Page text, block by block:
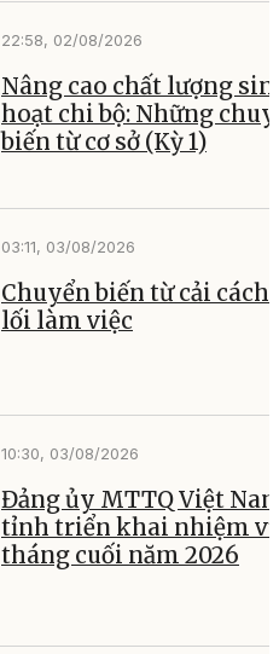
22:58, 02/08/2026
Nâng cao chất lượng
hoạt chi bộ: Những
biến từ cơ sở (Kỳ 1)
03:11, 03/08/2026
Chuyển biến từ cải cách
lối làm việc
10:30, 03/08/2026
Đảng ủy MTTQ Việt
tỉnh triển khai nhiệm
tháng cuối năm 2026